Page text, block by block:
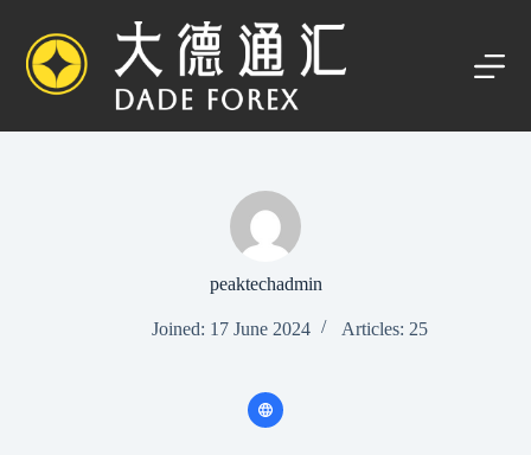
k
i
p
o
peaktechadmin
Joined: 17 June 2024 Articles: 25